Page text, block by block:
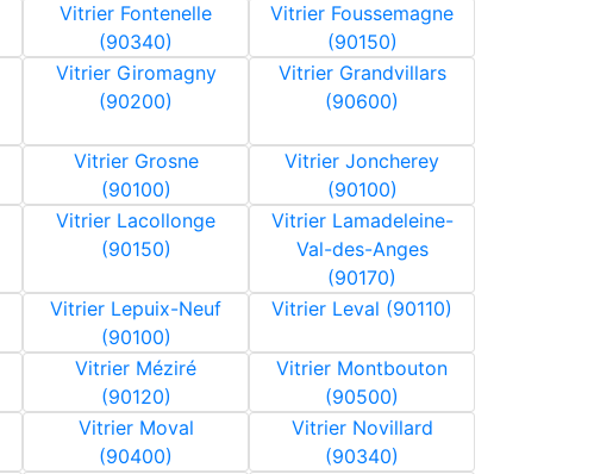
Vitrier Fontenelle
(90340)
Vitrier Foussemagne
(90150)
Vitrier Giromagny
(90200)
Vitrier Grandvillars
(90600)
Vitrier Grosne
(90100)
Vitrier Joncherey
(90100)
Vitrier Lacollonge
(90150)
Vitrier Lamadeleine-
Val-des-Anges
(90170)
Vitrier Lepuix-Neuf
(90100)
Vitrier Leval (90110)
Vitrier Méziré
(90120)
Vitrier Montbouton
(90500)
Vitrier Moval
(90400)
Vitrier Novillard
(90340)